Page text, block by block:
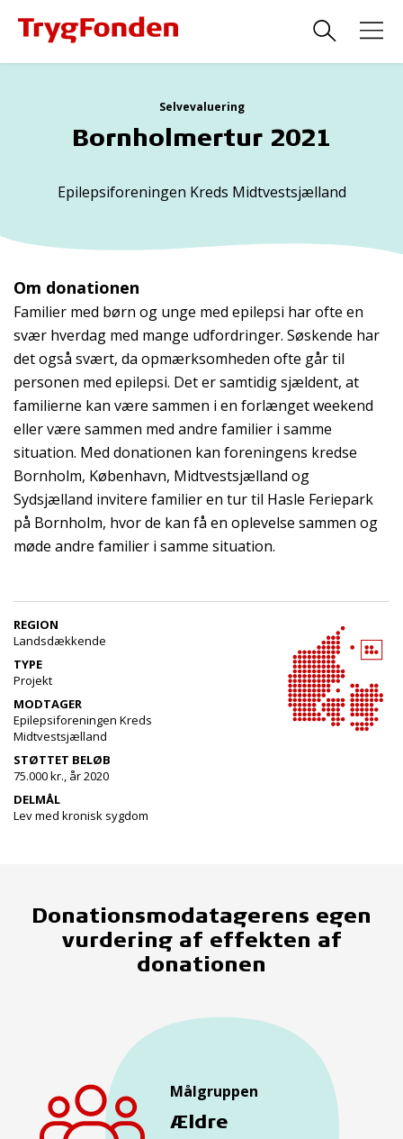
Selvevaluering
Bornholmertur 2021
Epilepsiforeningen Kreds Midtvestsjælland
Om donationen
Familier med børn og unge med epilepsi har ofte en
svær hverdag med mange udfordringer. Søskende har
det også svært, da opmærksomheden ofte går til
personen med epilepsi. Det er samtidig sjældent, at
familierne kan være sammen i en forlænget weekend
eller være sammen med andre familier i samme
situation. Med donationen kan foreningens kredse
Bornholm, København, Midtvestsjælland og
Sydsjælland invitere familier en tur til Hasle Feriepark
på Bornholm, hvor de kan få en oplevelse sammen og
møde andre familier i samme situation.
REGION
Landsdækkende
TYPE
Projekt
MODTAGER
Epilepsiforeningen Kreds
Midtvestsjælland
STØTTET BELØB
75.000 kr., år 2020
DELMÅL
Lev med kronisk sygdom
Donationsmodatagerens egen
vurdering af effekten af
donationen
Målgruppen
Ældre